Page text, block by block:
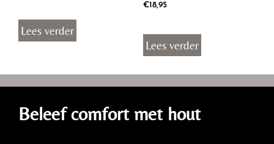
Lees verder
€18,95
Lees verder
Beleef comfort met hout